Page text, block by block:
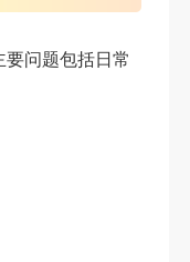
要问题包括日常